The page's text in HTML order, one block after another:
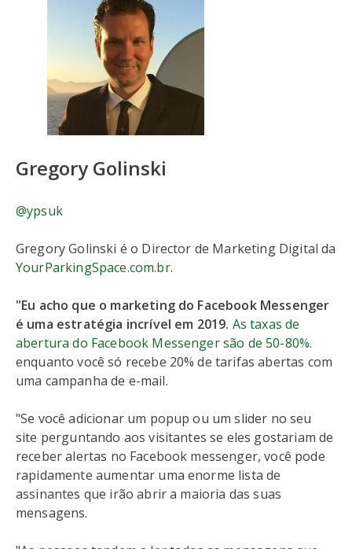
Gregory Golinski
@ypsuk
Gregory Golinski é o Director de Marketing Digital da
YourParkingSpace.com.br.
"Eu acho que o marketing do Facebook Messenger
é uma estratégia incrível em 2019. As taxas de
abertura do Facebook Messenger são de 50-80%.
enquanto você só recebe 20% de tarifas abertas com
uma campanha de e-mail.
"Se você adicionar um popup ou um slider no seu
site perguntando aos visitantes se eles gostariam de
receber alertas no Facebook messenger, você pode
rapidamente aumentar uma enorme lista de
assinantes que irão abrir a maioria das suas
mensagens.